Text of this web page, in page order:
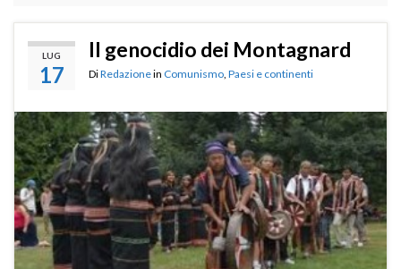
LUG
17
Il genocidio dei Montagnard
DiRedazionein Comunismo Paesi e continenti